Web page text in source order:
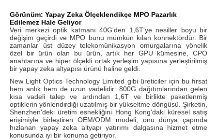
Görünüm: Yapay Zeka Ölçeklendikçe MPO Pazarlık
Edilemez Hale Geliyor
Veri merkezi optik katmanı 40G'den 1,6T'ye nesiller boyu bir
değişim geçirdi ve MPO bunu mümkün kılan konnektördür. Bir
zamanlar üst düzey telekomünikasyon omurgalarına yönelik
özel bir ürün olan bu ürün, artık her GPU kümesine, CPO
anahtarına ve hiper ölçekli ortak yerleşim yapısına yerleştirilmiş
bir yapay zeka altyapısı ürünü haline geldi.
New Light Optics Technology Limited gibi üreticiler için bu fırsat
hem anlık hem de uzun vadelidir: 800G dağıtımlarından gelen
kısa vadeli talep ve ardından 1,6T ve birlikte paketlenmiş
optiklerin yönlendirdiği uzatılmış bir yükseltme döngüsü. Şirketin,
Shenzhen'deki üretim esnekliğini Hong Kong'daki küresel satış
erişimiyle birleştiren OEM/ODM modeli, onu dünya çapında
hızlanan yapay zeka altyapı yatırımı dalgasına hizmet etme
konusunda iyi bir konuma getiriyor.